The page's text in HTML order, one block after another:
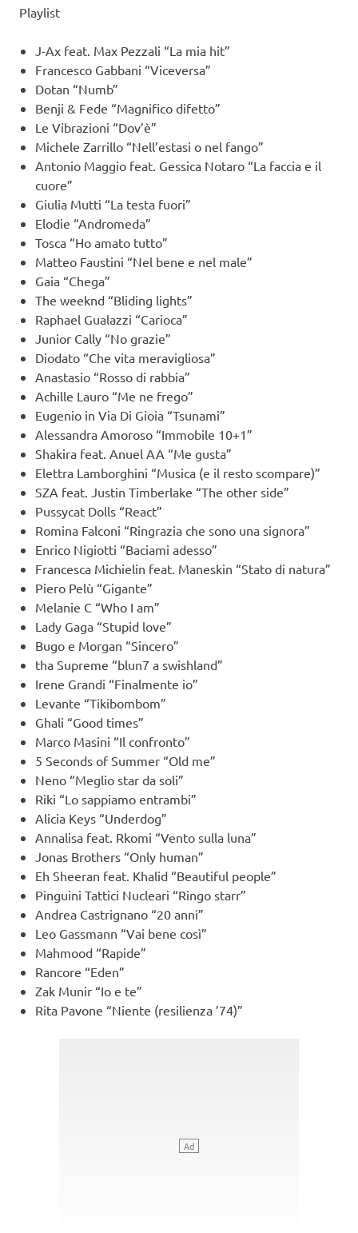
Playlist
J-Ax feat. Max Pezzali “La mia hit”
Francesco Gabbani “Viceversa”
Dotan “Numb”
Benji & Fede “Magnifico difetto”
Le Vibrazioni “Dov’è”
Michele Zarrillo “Nell’estasi o nel fango”
Antonio Maggio feat. Gessica Notaro “La faccia e il
cuore”
Giulia Mutti “La testa fuori”
Elodie “Andromeda”
Tosca “Ho amato tutto”
Matteo Faustini “Nel bene e nel male”
Gaia “Chega”
The weeknd “Bliding lights”
Raphael Gualazzi “Carioca”
Junior Cally “No grazie”
Diodato “Che vita meravigliosa”
Anastasio “Rosso di rabbia”
Achille Lauro “Me ne frego”
Eugenio in Via Di Gioia “Tsunami”
Alessandra Amoroso “Immobile 10+1”
Shakira feat. Anuel AA “Me gusta”
Elettra Lamborghini “Musica (e il resto scompare)”
SZA feat. Justin Timberlake “The other side”
Pussycat Dolls “React”
Romina Falconi “Ringrazia che sono una signora”
Enrico Nigiotti “Baciami adesso”
Francesca Michielin feat. Maneskin “Stato di natura”
Piero Pelù “Gigante”
Melanie C “Who I am”
Lady Gaga “Stupid love”
Bugo e Morgan “Sincero”
tha Supreme “blun7 a swishland”
Irene Grandi “Finalmente io”
Levante “Tikibombom”
Ghali “Good times”
Marco Masini “Il confronto”
5 Seconds of Summer “Old me”
Neno “Meglio star da soli”
Riki “Lo sappiamo entrambi”
Alicia Keys “Underdog”
Annalisa feat. Rkomi “Vento sulla luna”
Jonas Brothers “Only human”
Eh Sheeran feat. Khalid “Beautiful people”
Pinguini Tattici Nucleari “Ringo starr”
Andrea Castrignano “20 anni”
Leo Gassmann “Vai bene così”
Mahmood “Rapide”
Rancore “Eden”
Zak Munir “Io e te”
Rita Pavone “Niente (resilienza ’74)”